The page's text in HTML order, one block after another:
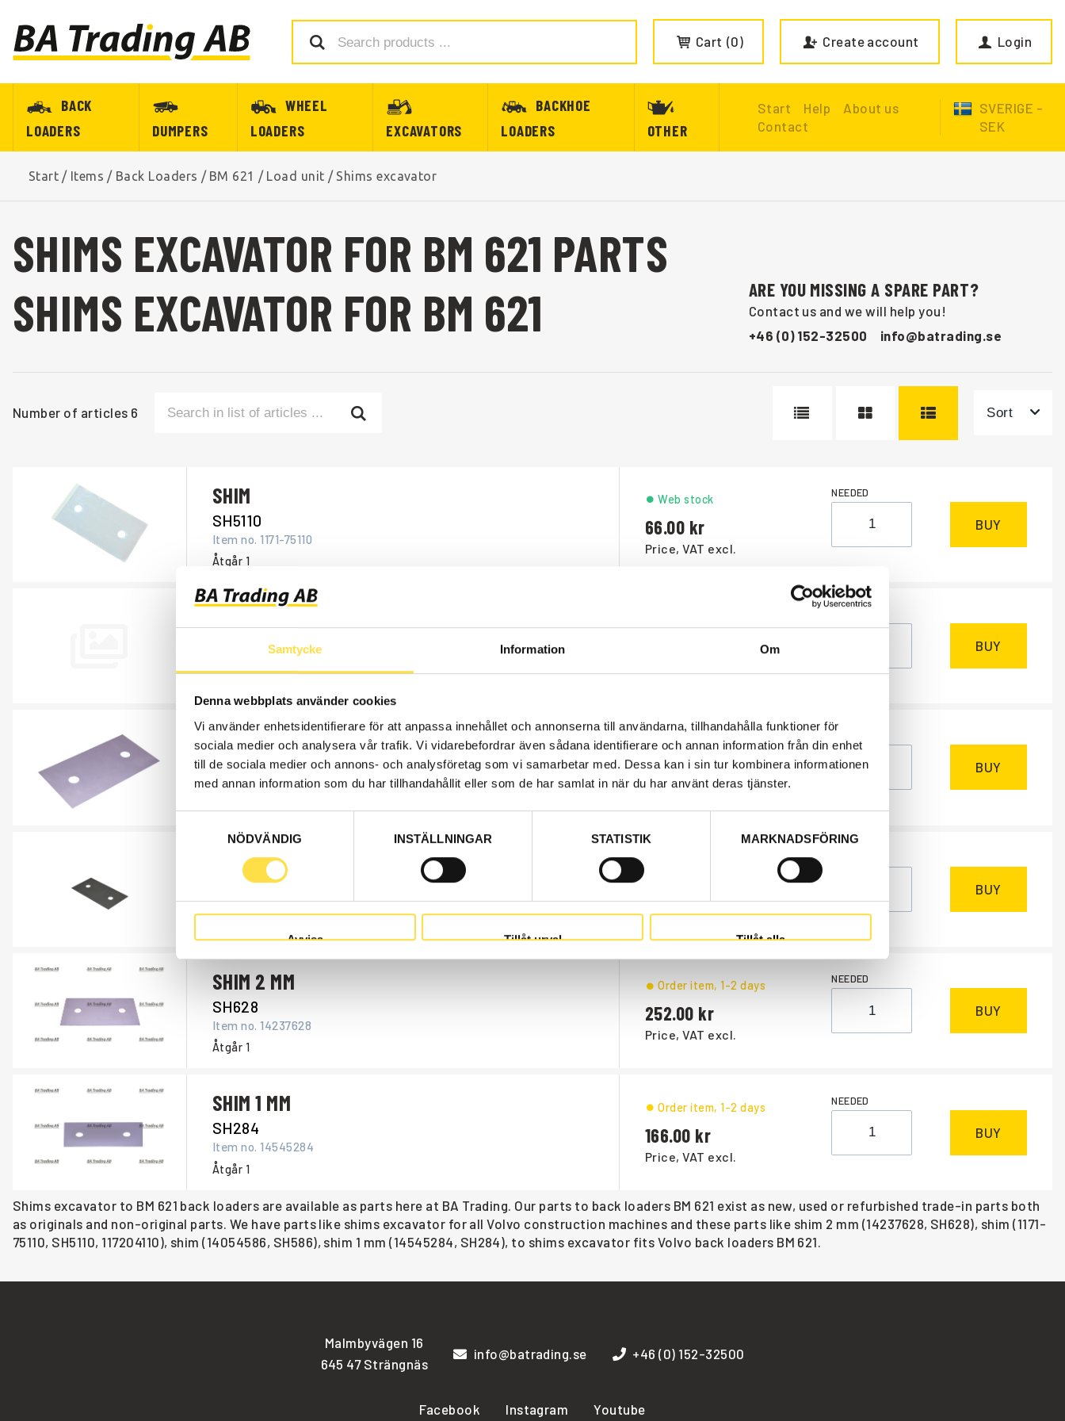
Samtycke Information Om
Denna webbplats använder cookies
Vi använder enhetsidentifierare för att anpassa innehållet och annonserna till användarna, tillhandahålla funktioner för
sociala medier och analysera vår trafik. Vi vidarebefordrar även sådana identifierare och annan information från din enhet
till de sociala medier och annons- och analysföretag som vi samarbetar med. Dessa kan i sin tur kombinera informationen
med annan information som du har tillhandahållit eller som de har samlat in när du har använt deras tjänster.
NÖDVÄNDIG
INSTÄLLNINGAR STATISTIK MARKNADSFÖRING
Avvisa Tillåt urval Tillåt alla
Cart 0 Create account Login
BACK
LOADERS
DUMPERS
WHEEL
LOADERS
EXCAVATORS
BACKHOE
LOADERS
OTHER
Start Help
About us
Contact
SVERIGE -
SEK
Start / Items / Back Loaders / BM 621 / Load unit / Shims excavator
SHIMS EXCAVATOR FOR BM 621 PARTS
SHIMS EXCAVATOR FOR BM 621
ARE YOU MISSING A SPARE PART?
Contact us and we will help you!
+46 (0) 152-32500
info@batrading.se
Number of articles 6 Sort
SHIM
SH5110
Item no.1171-75110
Åtgår 1
Price, VAT excl.
66.00
Web stock NEEDED
BUY
14054586
Price, VAT excl.
BUY
SHIM
SH588
Item no.14054588
Price, VAT excl.
199.00
Web stock NEEDED
BUY
SHIM
SH101
Item no.14231101
Price, VAT excl.
BUY
SHIM 2 MM
SH628
Item no.14237628
Åtgår 1
Price, VAT excl.
252.00
Order item, 1-2 days NEEDED
BUY
SHIM 1 MM
SH284
Item no.14545284
Åtgår 1
Price, VAT excl.
166.00
Order item, 1-2 days NEEDED
BUY
Shims excavator to BM 621 back loaders are available as parts here at BA Trading. Our parts to back loaders BM 621 exist as new, used or refurbished trade-in parts both
as originals and non-original parts. We have parts like shims excavator for all Volvo construction machines and these parts like shim 2 mm (14237628, SH628), shim (1171-
75110, SH5110, 117204110), shim (14054586, SH586), shim 1 mm (14545284, SH284), to shims excavator fits Volvo back loaders BM 621.
Malmbyvägen 16
645 47 Strängnäs
info@batrading.se +46 (0) 152-32500
Facebook Instagram Youtube